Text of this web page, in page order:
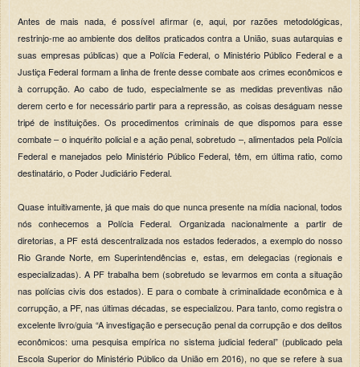
Antes de mais nada, é possível afirmar (e, aqui, por razões metodológicas,
restrinjo-me ao ambiente dos delitos praticados contra a União, suas autarquias e
suas empresas públicas) que a Polícia Federal, o Ministério Público Federal e a
Justiça Federal formam a linha de frente desse combate aos crimes econômicos e
à corrupção. Ao cabo de tudo, especialmente se as medidas preventivas não
derem certo e for necessário partir para a repressão, as coisas deságuam nesse
tripé de instituições. Os procedimentos criminais de que dispomos para esse
combate – o inquérito policial e a ação penal, sobretudo –, alimentados pela Polícia
Federal e manejados pelo Ministério Público Federal, têm, em última ratio, como
destinatário, o Poder Judiciário Federal.
Quase intuitivamente, já que mais do que nunca presente na mídia nacional, todos
nós conhecemos a Polícia Federal. Organizada nacionalmente a partir de
diretorias, a PF está descentralizada nos estados federados, a exemplo do nosso
Rio Grande Norte, em Superintendências e, estas, em delegacias (regionais e
especializadas). A PF trabalha bem (sobretudo se levarmos em conta a situação
nas polícias civis dos estados). E para o combate à criminalidade econômica e à
corrupção, a PF, nas últimas décadas, se especializou. Para tanto, como registra o
excelente livro/guia “A investigação e persecução penal da corrupção e dos delitos
econômicos: uma pesquisa empírica no sistema judicial federal” (publicado pela
Escola Superior do Ministério Público da União em 2016), no que se refere à sua